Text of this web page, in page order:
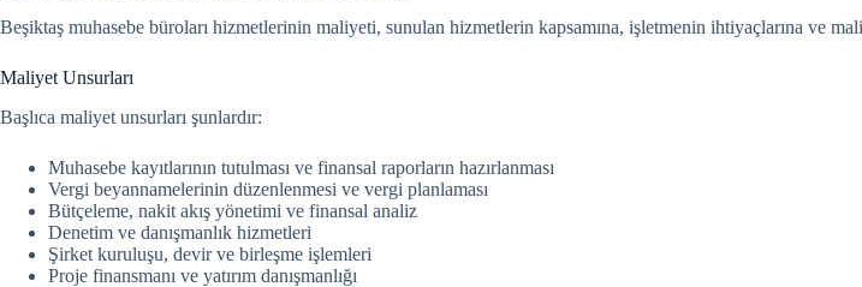
Beşiktaş muhasebe büroları hizmetlerinin maliyeti, sunulan hizmetlerin kapsamına, işletmenin ihtiyaçlarına ve
Maliyet Unsurları
Başlıca maliyet unsurları şunlardır:
Muhasebe kayıtlarının tutulması ve finansal raporların hazırlanması
Vergi beyannamelerinin düzenlenmesi ve vergi planlaması
Bütçeleme, nakit akış yönetimi ve finansal analiz
Denetim ve danışmanlık hizmetleri
Şirket kuruluşu, devir ve birleşme işlemleri
Proje finansmanı ve yatırım danışmanlığı